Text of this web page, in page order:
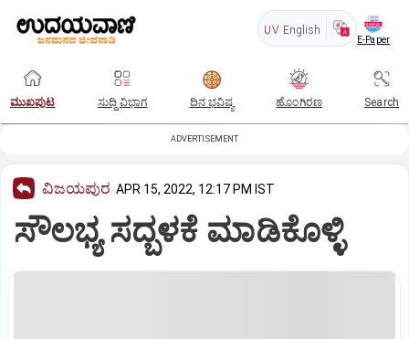
UV English
E-Paper
ಮುಖಪುಟ ಸುದ್ದಿ ವಿಭಾಗ ದಿನ ಭವಿಷ್ಯ ಹೊಂಗಿರಣ Search
ADVERTISEMENT
ವಿಜಯಪುರ APR 15, 2022, 12:17 PM IST
ಸೌಲಭ್ಯ ಸದ್ಬಳಕೆ ಮಾಡಿಕೊಳ್ಳಿ